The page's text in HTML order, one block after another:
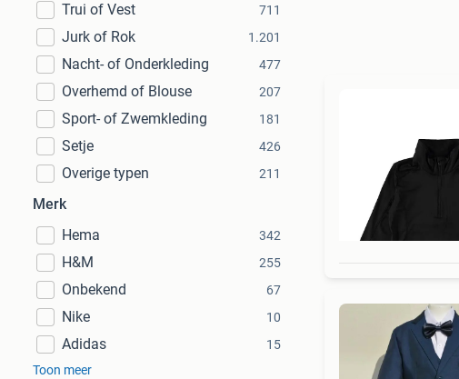
Trui of Vest 711
Jurk of Rok 1.201
Nacht- of Onderkleding 477
Overhemd of Blouse 207
Sport- of Zwemkleding 181
Setje 426
Overige typen 211
Merk
Hema
342
H&M 255
Onbekend 67
Nike 10
Adidas
15
Toon meer